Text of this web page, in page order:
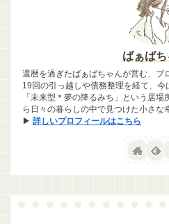
ばぁば
還暦を過ぎたばぁばちゃんが営む、ブ
19回の引っ越しや債務整理を経て、今
「未来型＊夢の降るみち」という居
ら日々の暮らしの中で見つけた小さな
▶ 詳しいプロフィールはこちら